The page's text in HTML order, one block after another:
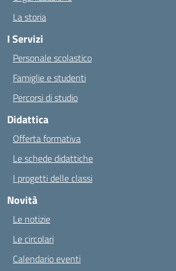
La storia
I Servizi
Personale scolastico
Famiglie e studenti
Percorsi di studio
Didattica
Offerta formativa
Le schede didattiche
I progetti delle classi
Novità
Le notizie
Le circolari
Calendario eventi